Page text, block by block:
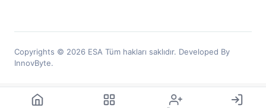
Copyrights © 2026 ESA Tüm hakları saklıdır. Developed By
InnovByte.